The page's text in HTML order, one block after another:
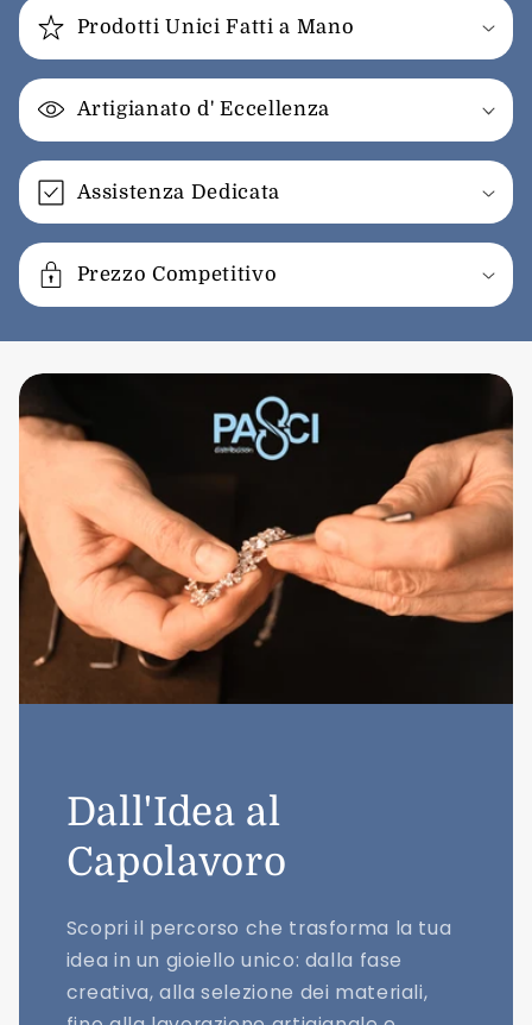
Prodotti Unici Fatti a Mano
Artigianato d' Eccellenza
Assistenza Dedicata
Prezzo Competitivo
Dall'Idea al
Capolavoro
Scopri il percorso che trasforma la tua
idea in un gioiello unico: dalla fase
creativa, alla selezione dei materiali,